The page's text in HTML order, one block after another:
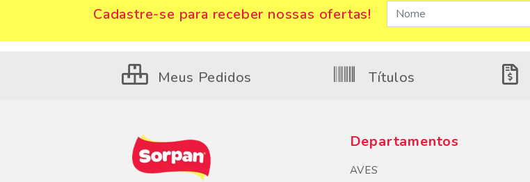
Cadastre-se para receber nossas ofertas!
Meus Pedidos Títulos
Departamentos
AVES